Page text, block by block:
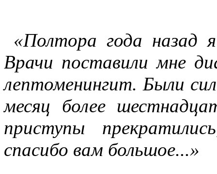
«Полтора года назад
Врачи поставили мне
лептоменингит. Были
месяц более
приступы
спасибо вам большое...»